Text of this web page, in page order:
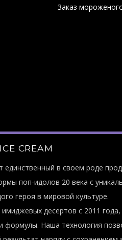
Заказ
CREAM
единственный в своем роде
поп-идолов 20 века с
героя в мировой культуре.
десертов с 2011 года,
формулы. Наша технология